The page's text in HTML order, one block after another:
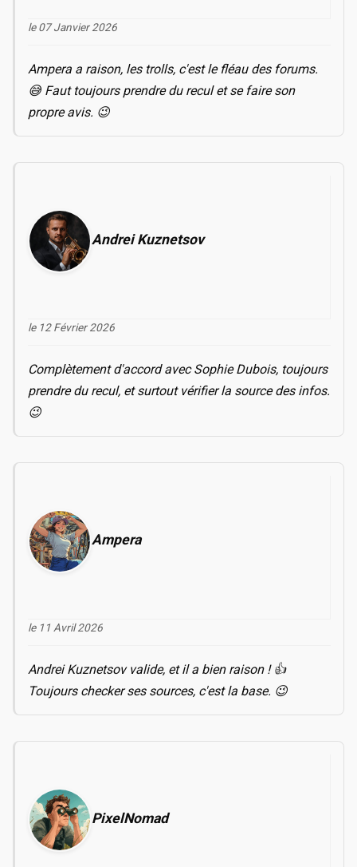
le 07 Janvier 2026
Ampera a raison, les trolls, c'est le fléau des forums.
😅 Faut toujours prendre du recul et se faire son
propre avis. 😉
Andrei Kuznetsov
le 12 Février 2026
Complètement d'accord avec Sophie Dubois, toujours
prendre du recul, et surtout vérifier la source des infos.
😉
Ampera
le 11 Avril 2026
Andrei Kuznetsov valide, et il a bien raison ! 👍
Toujours checker ses sources, c'est la base. 😉
PixelNomad